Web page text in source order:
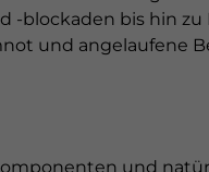
blockaden bis hin
und angelaufene
und